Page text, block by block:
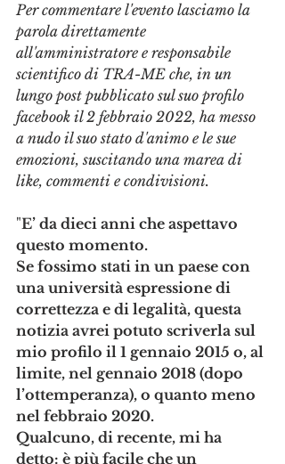
Per commentare l'evento lasciamo la
parola direttamente
all'amministratore e responsabile
scientifico di TRA-ME che, in un
lungo post pubblicato sul suo profilo
facebook il 2 febbraio 2022, ha messo
a nudo il suo stato d'animo e le sue
emozioni, suscitando una marea di
like, commenti e condivisioni.
"E’ da dieci anni che aspettavo
questo momento.
Se fossimo stati in un paese con
una università espressione di
correttezza e di legalità, questa
notizia avrei potuto scriverla sul
mio profilo il 1 gennaio 2015 o, al
limite, nel gennaio 2018 (dopo
l’ottemperanza), o quanto meno
nel febbraio 2020.
Qualcuno, di recente, mi ha
detto: è più facile che un